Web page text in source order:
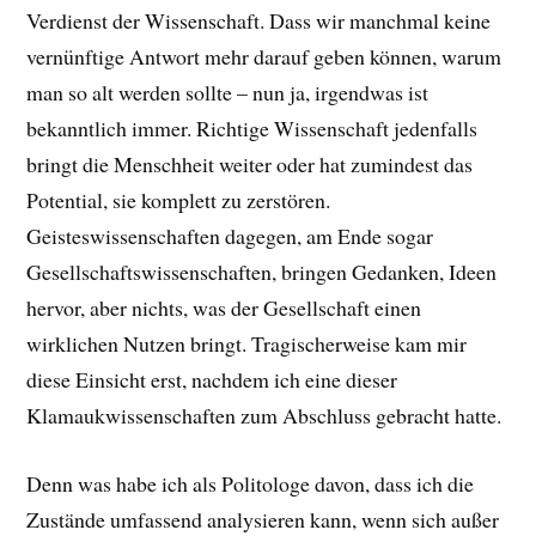
Verdienst der Wissenschaft. Dass wir manchmal keine
vernünftige Antwort mehr darauf geben können, warum
man so alt werden sollte – nun ja, irgendwas ist
bekanntlich immer. Richtige Wissenschaft jedenfalls
bringt die Menschheit weiter oder hat zumindest das
Potential, sie komplett zu zerstören.
Geisteswissenschaften dagegen, am Ende sogar
Gesellschaftswissenschaften, bringen Gedanken, Ideen
hervor, aber nichts, was der Gesellschaft einen
wirklichen Nutzen bringt. Tragischerweise kam mir
diese Einsicht erst, nachdem ich eine dieser
Klamaukwissenschaften zum Abschluss gebracht hatte.
Denn was habe ich als Politologe davon, dass ich die
Zustände umfassend analysieren kann, wenn sich außer